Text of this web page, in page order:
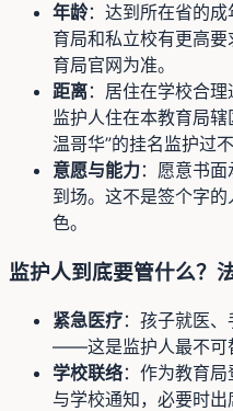
年龄：达到所在省的
育局和私立校有更高
育局官网为准。
距离：居住在学校合
监护人住在本教育局
温哥华”的挂名监护过
意愿与能力：愿意书
到场。这不是签个字
色。
监护人到底要管什么？
紧急医疗：孩子就医
——这是监护人最不可
学校联络：作为教育
与学校通知，必要时